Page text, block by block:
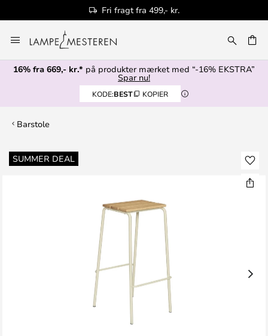
Fri fragt fra 499,- kr.
to
Content
16% fra 669,- kr.* på produkter mærket med “-16% EKSTRA”
Spar nu!
KODE:BEST KOPIER
Barstole
SUMMER DEAL
Gå
til